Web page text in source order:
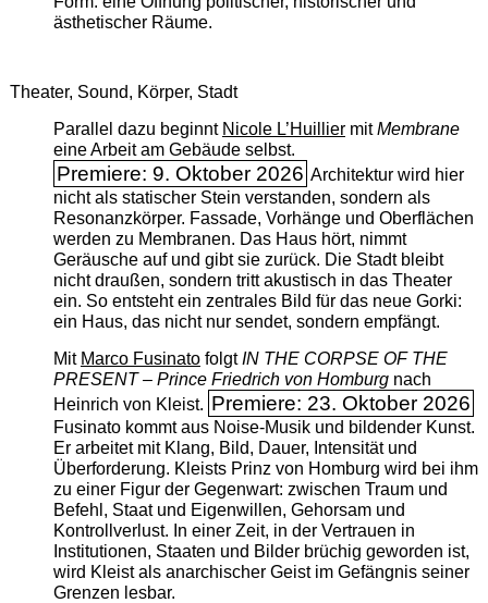
ästhetischer Räume.
Theater, Sound, Körper, Stadt
Parallel dazu beginnt Nicole L’Huilliermit ­Membrane
eine Arbeit am Gebäude selbst.
Premiere: 9. Oktober 2026 Architektur wird hier
nicht als statischer Stein verstanden, sondern als
Resonanzkörper. Fassade, Vorhänge und Oberflächen
werden zu Membranen. Das Haus hört, nimmt
Geräusche auf und gibt sie zurück. Die Stadt bleibt
nicht draußen, sondern tritt akustisch in das Theater
ein. So entsteht ein zentrales Bild für das neue Gorki:
ein Haus, das nicht nur sendet, sondern empfängt.
Mit Marco FusinatofolgtIN THE CORPSE OF THE
PRESENT – Prince Friedrich von Homburgnach
Heinrich von Kleist. Premiere: 23. Oktober 2026
Fusinato kommt aus Noise-Musik und bildender Kunst.
Er arbeitet mit Klang, Bild, Dauer, Intensität und
Überforderung. Kleists Prinz von Homburg wird bei ihm
zu einer Figur der Gegenwart: zwischen Traum und
Befehl, Staat und Eigenwillen, Gehorsam und
Kontrollverlust. In einer Zeit, in der Vertrauen in
Institutionen, Staaten und Bilder brüchig geworden ist,
wird Kleist als anarchischer Geist im Gefängnis seiner
Grenzen lesbar.